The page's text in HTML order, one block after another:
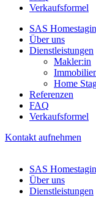
Verkaufsformel
SAS
Über uns
Dienstleistungen
Makler:in
Home
Referenzen
FAQ
Verkaufsformel
Kontakt aufnehmen
SAS
Über uns
Dienstleistungen